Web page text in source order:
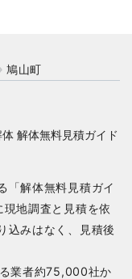
鳩山町
「解体無料見積ガイ
地調査と見積を依
込みはなく、見積後
業者約75,000社か